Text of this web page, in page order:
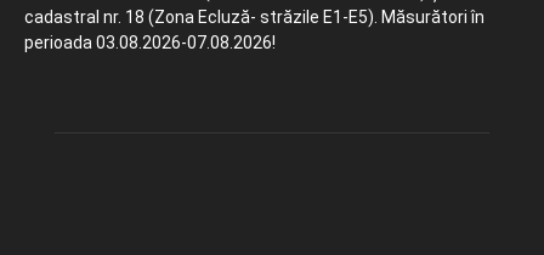
cadastral nr. 18 (Zona Ecluză- străzile E1-E5). Măsurători în
perioada 03.08.2026-07.08.2026!